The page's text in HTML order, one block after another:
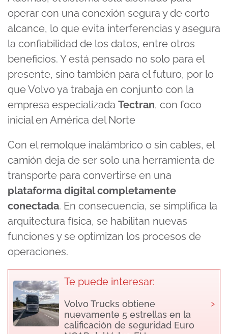
minutes,
4
seconds
operar con una conexión segura y de corto
alcance, lo que evita interferencias y asegura
la confiabilidad de los datos, entre otros
beneficios. Y está pensado no solo para el
presente, sino también para el futuro, por lo
que Volvo ya trabaja en conjunto con la
empresa especializada Tectran, con foco
inicial en América del Norte
Con el remolque inalámbrico o sin cables, el
camión deja de ser solo una herramienta de
transporte para convertirse en una
plataforma digital completamente
conectada. En consecuencia, se simplifica la
arquitectura física, se habilitan nuevas
funciones y se optimizan los procesos de
operaciones.
Te puede interesar:
Volvo Trucks obtiene
nuevamente 5 estrellas en la
calificación de seguridad Euro
›